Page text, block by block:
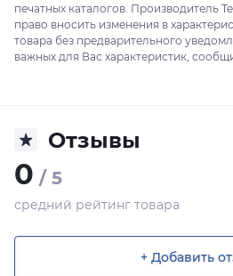
печатных каталогов. Производитель
право вносить изменения в
товара без предварительного
важных для Вас характеристик,
Отзывы
0 / 5
средний рейтинг товара
+ Добавить